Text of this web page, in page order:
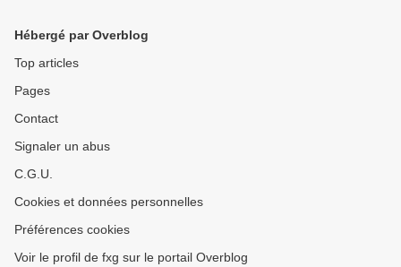
Hébergé par Overblog
Top articles
Pages
Contact
Signaler un abus
C.G.U.
Cookies et données personnelles
Préférences cookies
Voir le profil de fxg sur le portail Overblog